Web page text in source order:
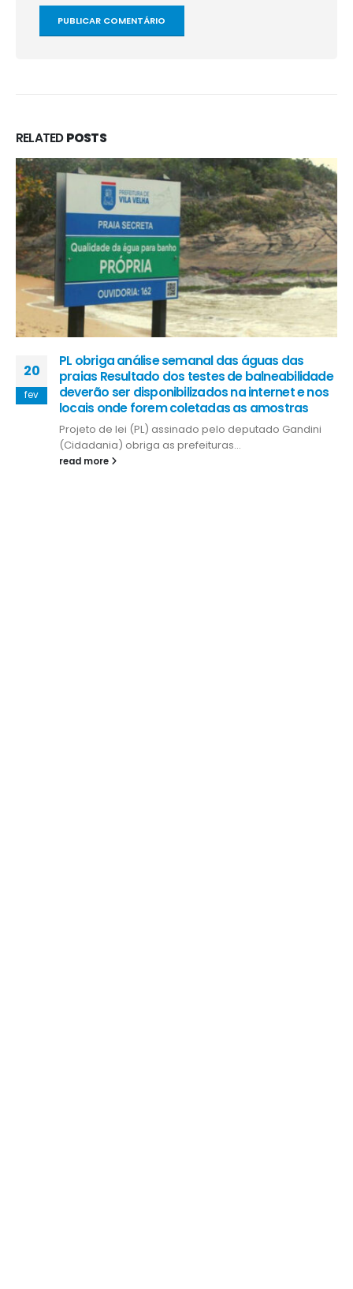
RELATEDPOSTS
20
fev
PL obriga análise semanal das águas das
praias Resultado dos testes de balneabilidade
deverão ser disponibilizados na internet e nos
locais onde forem coletadas as amostras
Projeto de lei (PL) assinado pelo deputado Gandini
(Cidadania) obriga as prefeituras...
read more